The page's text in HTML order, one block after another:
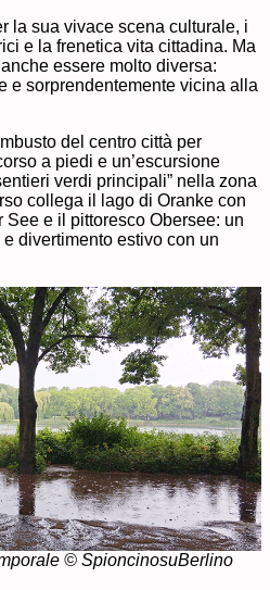
la sua vivace scena culturale, i
e la frenetica vita cittadina. Ma
essere molto diversa:
e sorprendentemente vicina alla
del centro città per
a piedi e un’escursione
verdi principali” nella zona
collega il lago di Oranke con
See e il pittoresco Obersee: un
divertimento estivo con un
© SpioncinosuBerlino